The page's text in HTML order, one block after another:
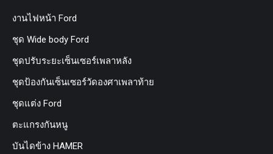
งานไฟหน้า Ford
ชุด Wide body Ford
ชุดปรับระยะเซ็นเซอร์เพลาหลัง
ชุดป้องกันเซ็นเซอร์วัดองศาเพลาท้าย
ชุดแต่ง Ford
ตะแกรงกันหนู
บันไดข้าง HAMER